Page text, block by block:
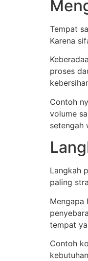
Tempat
Karena
proses
Contoh
volume
setengah
Langkah
paling
Mengapa
tempat
Contoh